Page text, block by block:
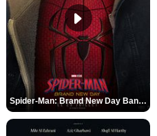
Spider-Man: Brand New Day Bande-annonce VO STFR